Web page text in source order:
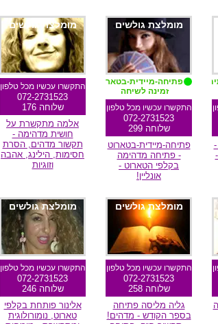
-
מומלצת גולשים
פתיחה-מיידית-בטארוט
זמינה לשיחה
התקשרו עכשיו מכל טלפון
072-2731523
שלוחה 299
פתיחה-מיידית-בטארוט
- פתיחה מדהימה
בקלפי הטארוט -
אונליין!
מומלצת גולשים
התקשרו עכשיו מכל טלפון
072-2731523
שלוחה 176
אלמה מתקשרת על
חושית מדהימה -
תקשור מדהים, הסרת
חסימות, הילינג, אהבה
וזוגיות
מומלצת גולשים
התקשרו עכשיו מכל טלפון
072-2731523
שלוחה 258
גליה מליסה פתיחה
בספר הקודש - מדהים!
מומלצת גולשים
התקשרו עכשיו מכל טלפון
072-2731523
שלוחה 246
אלינור פותחת בקלפי
טארוט, נומורולוגית